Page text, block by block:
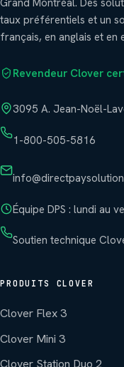
taux préférentiels et un
français, en anglais et en
Revendeur Clover
3095 A. Jean-Noël-
1-800-505-5816
Équipe DPS : lundi au
Soutien technique
PRODUITS CLOVER
Clover Flex 3
Clover Mini 3
Clover Station Duo 2